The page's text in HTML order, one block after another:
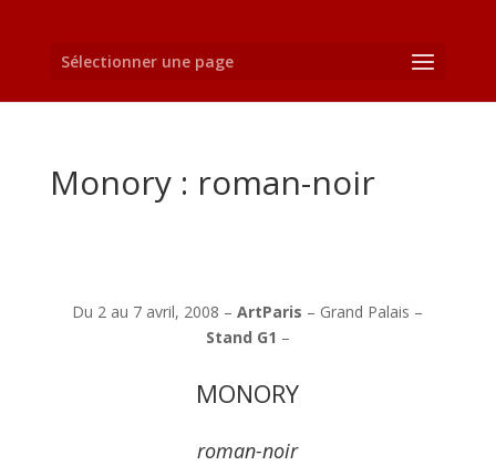
Sélectionner une page
Monory : roman-noir
Du 2 au 7 avril, 2008 –ArtParis – Grand Palais –
Stand G1 –
MONORY
roman-noir